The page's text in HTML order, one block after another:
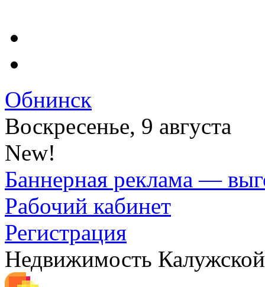
Обнинск
Воскресенье, 9 августа
New!
Баннерная реклама —
Рабочий кабинет
Регистрация
Недвижимость